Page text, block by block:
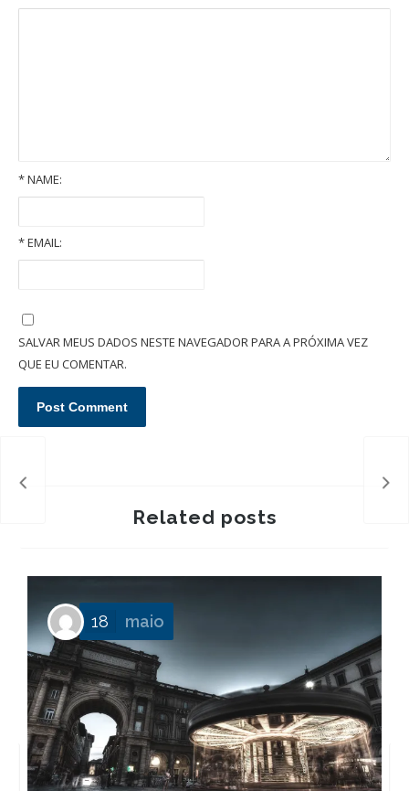
*NAME:
*EMAIL:
SALVAR MEUS DADOS NESTE NAVEGADOR PARA A PRÓXIMA VEZ
QUE EU COMENTAR.
Related posts
18 maio